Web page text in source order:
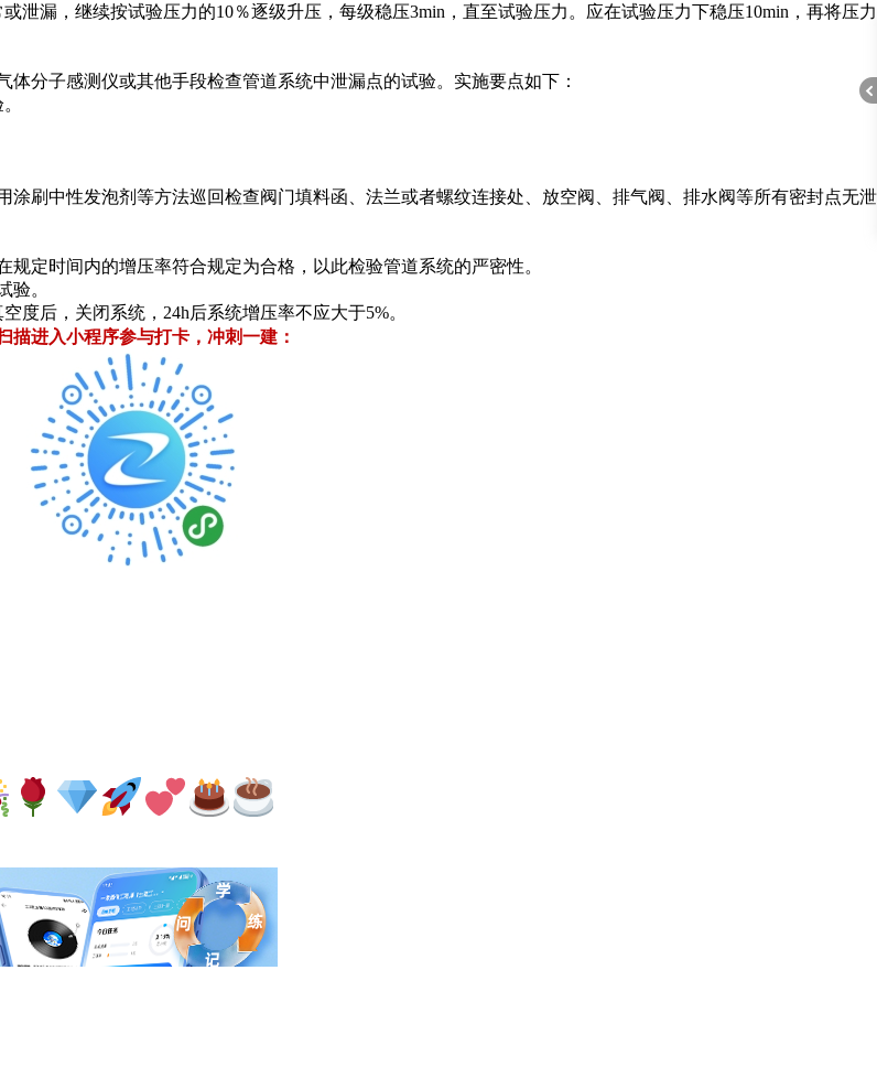
泄漏，继续按试验压力的10％逐级升压，每级稳压3min，直至试验压力。应在试验压力下稳压10min，再将压力
分子感测仪或其他手段检查管道系统中泄漏点的试验。实施要点如下：
涂刷中性发泡剂等方法巡回检查阀门填料函、法兰或者螺纹连接处、放空阀、排气阀、排水阀等所有密封点无泄
定时间内的增压率符合规定为合格，以此检验管道系统的严密性。
验。
度后，关闭系统，24h后系统增压率不应大于5%。
描进入小程序参与打卡，冲刺一建：
折